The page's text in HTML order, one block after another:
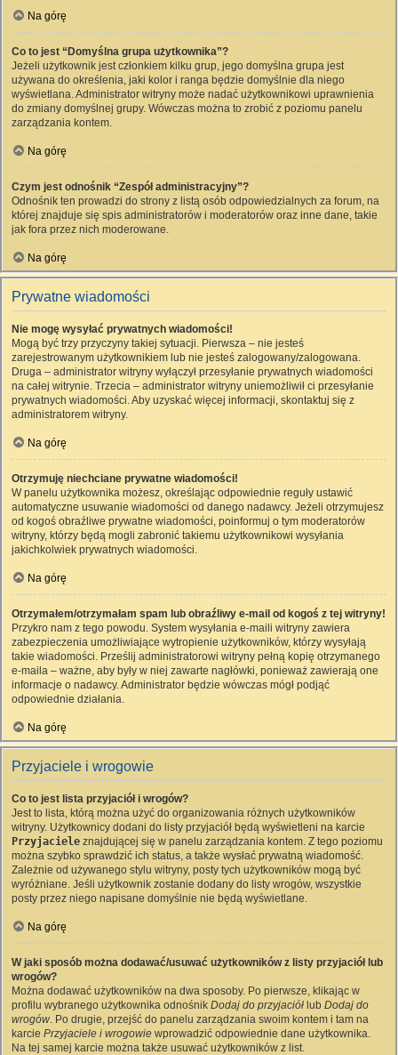
Na górę
Co to jest “Domyślna grupa użytkownika”?
Jeżeli użytkownik jest członkiem kilku grup, jego domyślna grupa jest
używana do określenia, jaki kolor i ranga będzie domyślnie dla niego
wyświetlana. Administrator witryny może nadać użytkownikowi uprawnienia
do zmiany domyślnej grupy. Wówczas można to zrobić z poziomu panelu
zarządzania kontem.
Na górę
Czym jest odnośnik “Zespół administracyjny”?
Odnośnik ten prowadzi do strony z listą osób odpowiedzialnych za forum, na
której znajduje się spis administratorów i moderatorów oraz inne dane, takie
jak fora przez nich moderowane.
Na górę
Prywatne wiadomości
Nie mogę wysyłać prywatnych wiadomości!
Mogą być trzy przyczyny takiej sytuacji. Pierwsza – nie jesteś
zarejestrowanym użytkownikiem lub nie jesteś zalogowany/zalogowana.
Druga – administrator witryny wyłączył przesyłanie prywatnych wiadomości
na całej witrynie. Trzecia – administrator witryny uniemożliwił ci przesyłanie
prywatnych wiadomości. Aby uzyskać więcej informacji, skontaktuj się z
administratorem witryny.
Na górę
Otrzymuję niechciane prywatne wiadomości!
W panelu użytkownika możesz, określając odpowiednie reguły ustawić
automatyczne usuwanie wiadomości od danego nadawcy. Jeżeli otrzymujesz
od kogoś obraźliwe prywatne wiadomości, poinformuj o tym moderatorów
witryny, którzy będą mogli zabronić takiemu użytkownikowi wysyłania
jakichkolwiek prywatnych wiadomości.
Na górę
Otrzymałem/otrzymałam spam lub obraźliwy e-mail od kogoś z tej witryny!
Przykro nam z tego powodu. System wysyłania e-maili witryny zawiera
zabezpieczenia umożliwiające wytropienie użytkowników, którzy wysyłają
takie wiadomości. Prześlij administratorowi witryny pełną kopię otrzymanego
e-maila – ważne, aby były w niej zawarte nagłówki, ponieważ zawierają one
informacje o nadawcy. Administrator będzie wówczas mógł podjąć
odpowiednie działania.
Na górę
Przyjaciele i wrogowie
Co to jest lista przyjaciół i wrogów?
Jest to lista, którą można użyć do organizowania różnych użytkowników
witryny. Użytkownicy dodani do listy przyjaciół będą wyświetleni na karcie
Przyjaciele znajdującej się w panelu zarządzania kontem. Z tego poziomu
można szybko sprawdzić ich status, a także wysłać prywatną wiadomość.
Zależnie od używanego stylu witryny, posty tych użytkowników mogą być
wyróżniane. Jeśli użytkownik zostanie dodany do listy wrogów, wszystkie
posty przez niego napisane domyślnie nie będą wyświetlane.
Na górę
W jaki sposób można dodawać/usuwać użytkowników z listy przyjaciół lub
wrogów?
Można dodawać użytkowników na dwa sposoby. Po pierwsze, klikając w
profilu wybranego użytkownika odnośnik Dodaj do przyjaciół lub Dodaj do
wrogów. Po drugie, przejść do panelu zarządzania swoim kontem i tam na
karcie Przyjaciele i wrogowie wprowadzić odpowiednie dane użytkownika.
Na tej samej karcie można także usuwać użytkowników z list.